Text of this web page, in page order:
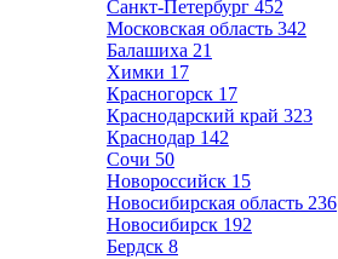
Санкт-Петербург 452
Московская область 342
Балашиха 21
Химки 17
Красногорск 17
Краснодарский край 323
Краснодар 142
Сочи 50
Новороссийск 15
Новосибирская область 236
Новосибирск 192
Бердск 8